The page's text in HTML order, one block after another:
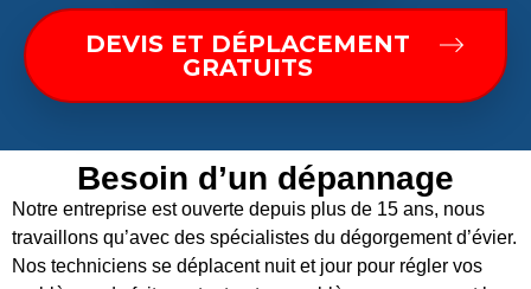
DEVIS ET DÉPLACEMENT
GRATUITS
Besoin d’un dépannage
Notre entreprise est ouverte depuis plus de 15 ans, nous
travaillons qu’avec des spécialistes du dégorgement d’évier.
Nos techniciens se déplacent nuit et jour pour régler vos